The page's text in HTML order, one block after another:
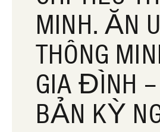
MINH. ĂN
THÔNG
GIA ĐÌNH –
BẢN KỲ